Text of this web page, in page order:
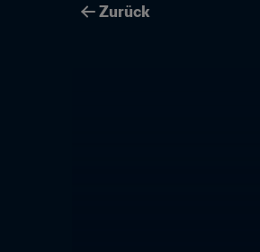
Zurück